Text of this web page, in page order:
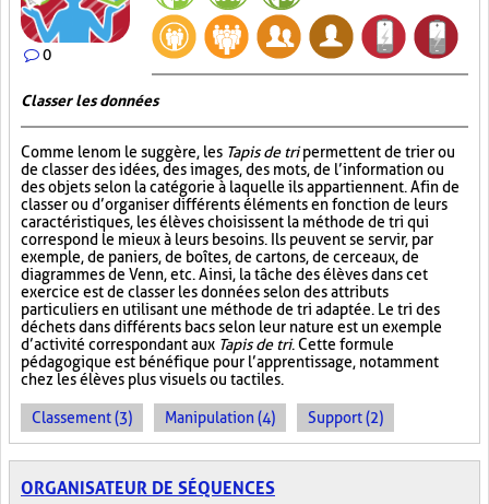
0
Classer les données
Comme le nom le suggère, les Tapis de tripermettent de trier ou
de classer des idées, des images, des mots, de l’information ou
des objets selon la catégorie à laquelle ils appartiennent. Afin de
classer ou d’organiser différents éléments en fonction de leurs
caractéristiques, les élèves choisissent la méthode de tri qui
correspond le mieux à leurs besoins. Ils peuvent se servir, par
exemple, de paniers, de boîtes, de cartons, de cerceaux, de
diagrammes de Venn, etc. Ainsi, la tâche des élèves dans cet
exercice est de classer les données selon des attributs
particuliers en utilisant une méthode de tri adaptée. Le tri des
déchets dans différents bacs selon leur nature est un exemple
d’activité correspondant aux Tapis de tri. Cette formule
pédagogique est bénéfique pour l’apprentissage, notamment
chez les élèves plus visuels ou tactiles.
Classement (3) Manipulation (4) Support (2)
ORGANISATEUR DE SÉQUENCES